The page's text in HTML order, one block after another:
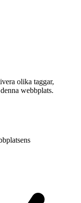
olika taggar,
webbplats.